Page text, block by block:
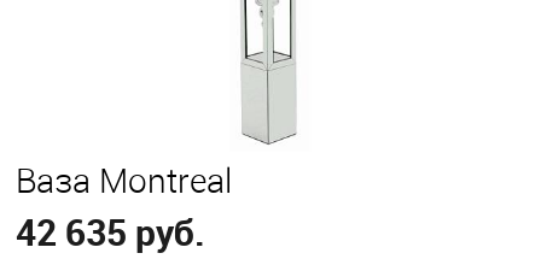
Ваза Montreal
42 635 руб.